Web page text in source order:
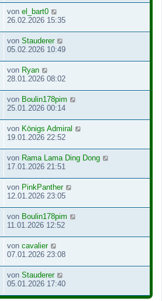
von el_bart0
26.02.2026 15:35
von Stauderer
05.02.2026 10:49
von Ryan
28.01.2026 08:02
von Boulin178pim
25.01.2026 00:14
von Königs Admiral
19.01.2026 22:52
von Rama Lama Ding Dong
17.01.2026 21:51
von PinkPanther
12.01.2026 23:05
von Boulin178pim
11.01.2026 12:52
von cavalier
07.01.2026 23:08
von Stauderer
05.01.2026 17:40